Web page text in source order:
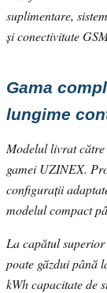
suplimentare,
și conectivitate
Gama
lungime
Modelul livrat
gamei UZINEX.
configurații
modelul compact
La capătul
poate găzdui până
kWh capacitate de